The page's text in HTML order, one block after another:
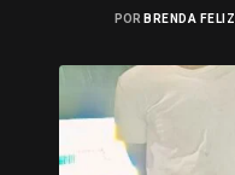
POR BRENDA FELIZ